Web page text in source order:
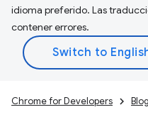
idioma preferido. Las
contener errores.
Chrome for Developers Blog